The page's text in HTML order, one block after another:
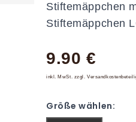
Stiftemäppchen
Stiftemäppchen
9.90 €
inkl. MwSt. zzgl.
Größe wählen: